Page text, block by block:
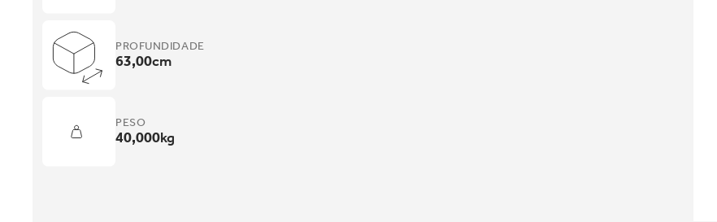
PROFUNDIDADE
63,00cm
PESO
40,000kg